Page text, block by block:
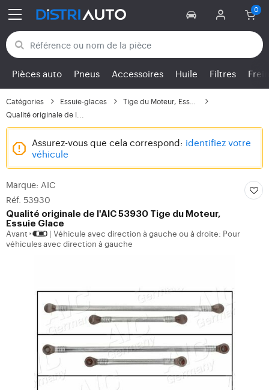
Retour aux catégories
Pièces auto Pneus Accessoires Huile Filtres
Catégories Essuie-glaces
Qualité originale de l...
Assurez-vous que cela correspond: identifiez votre
véhicule
Marque: AIC
Réf. 53930
Qualité originale de l'AIC 53930 Tige du Moteur,
Essuie Glace
Avant
Véhicule avec direction à gauche ou à droite: Pour
véhicules avec direction à gauche